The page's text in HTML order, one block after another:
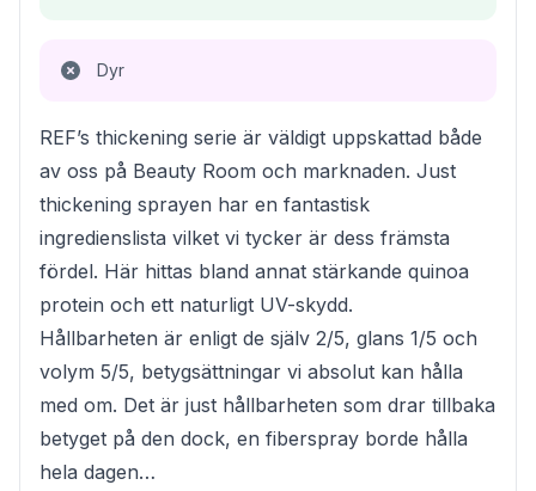
Dyr
REF’s thickening serie är väldigt uppskattad både
av oss på Beauty Room och marknaden. Just
thickening sprayen har en fantastisk
ingredienslista vilket vi tycker är dess främsta
fördel. Här hittas bland annat stärkande quinoa
protein och ett naturligt UV-skydd.
Hållbarheten är enligt de själv 2/5, glans 1/5 och
volym 5/5, betygsättningar vi absolut kan hålla
med om. Det är just hållbarheten som drar tillbaka
betyget på den dock, en fiberspray borde hålla
hela dagen…